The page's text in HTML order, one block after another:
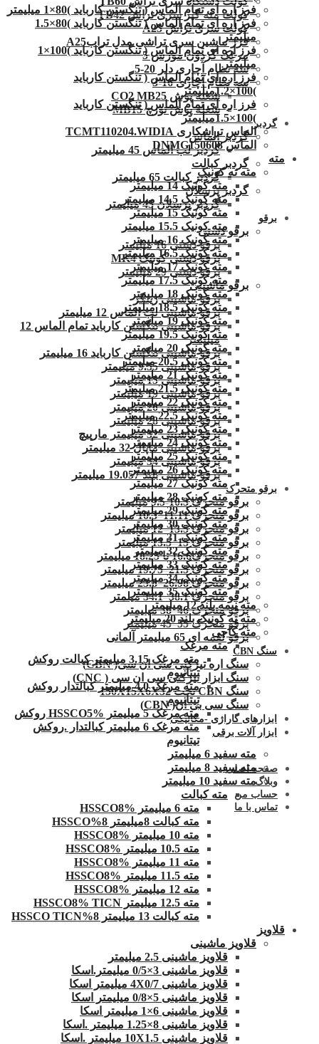
کولت مته گیر سری تراش TB42
کولت سری تراش A25
فرز ماشین سری تراشی مدل ترابA25
مرغک گردون مورس 5
سه نظام آچاری دلر 20-5
سه نظام آچاری 16-3
شعله پوش CO2 MB25
شعله پوش تورچ MB15
گردبر
گردبر الماس
گردبر لب الماس 45 میلیمتر
گردبر کبالت
گردبر کبالت 65 میلیمتر
گردبر پرسلان
گردبر پرسلان 45 میلیمتر
برقو
برقو دستی
برقو دستی 16 میلیمتر
برقو دستی کونیک MK4
برقو دستی 29 میلیمتر
برقو ماشینی
برقو ماشینی زینگر
برقو ماشینی لب الماس 12 میلیمتر
برقو ماشینی تنگستن کارباید تمام الماس 12
میلیمتر
برقو ماشینی تنگستن کارباید 16 میلیمتر
برقو ماشینی 9.55 میلیمتر
برقو ماشینی 15 میلیمتر
برقو ماشینی 19 میلیمتر
برقو ماشینی 20 میلیمتر
برقو ماشینی 28 میلیمتر
برقو ماشینی 32 میلیمتر مارپیچ
برقو ماشینی ماپال 32 میلیمتر
برقو ماشینی 34 میلیمتر
برقو ماشینی بلند 19.057 میلیمتر
برقو متحرک
برقو متحرک 10.3-9.5 میلیمتر
برقو متحرک 11.11–10.3 میلیمتر
برقو متحرک 13.5–12 میلیمتر
برقو متحرک 15–13.5 میلیمتر
برقو متحرک16.6 تا 18.25 میلیمتر
برقو متحرک 21.5–19.75 میلیمتر
برقو متحرک 26.98–23.8 میلیمتر
برقو متحرک 38.1–34.1 میلمتر
برقو متحرک 46–38 میلیمتر
برقو متحرک 55–45 میلیمتر
برقو لقمه ای 65 میلیمتر آلمانی
سنگ CBN
سنگ اره تیزکنی سی ان سی( CBN)
سنگ ابزار تیزکنی سی ان سی ( CNC)
سنگ CBN تخت 150X15X6X32
سنگ سی بی ان( CBN)
ابزارهای گاراژی -مکانیکی
ابزار آلات برقی
صفحه اصلی
وبلاگ
حساب من
تماس با ما
فرز اره ای تمام الماس ( تنگستن کارباید )80×1 میلیمتر
فرز اره ای تمام الماس ( تنگستن کارباید )80×1.5
میلیمتر
فرز اره ای تمام الماس ( تنگستن کارباید )100×1
میلیمتر
فرز اره ای تمام الماس ( تنگستن کارباید
)100×1.2میلیمتر
فرز اره ای تمام الماس ( تنگستن کارباید
)100×1.5میلیمتر
الماس تراشکاری TCMT110204.WIDIA
الماس DNMG150608
مته
مته ته کونیک
مته کونیک 14 میلیمتر
مته کونیک 14.5 میلیمتر
مته کونیک 15 میلیمتر
مته کونیک 15.5 میلیمتر
مته کونیک 16 میلیمتر
مته کونیک 16.5 میلیمتر
مته کونیک 17 میلیمتر
مته کونیک 17.5 میلیمتر
مته کونیک 18 میلیمتر
مته کونیک 18.5 میلیمتر
مته کونیک 19 میلیمتر
مته کونیک 19.5 میلیمتر
مته کونیک 20 میلیمتر
مته کونیک 20.5 میلیمتر
مته کونیک 21 میلیمتر
مته کونیک 21.5 میلیمتر
مته کونیک 22 میلیمتر
مته کونیک 22.5 میلیمتر
مته کونیک 23 میلیمتر
مته کونیک 24 میلیمتر
مته کونیک 25 میلیمتر
مته کونیک 26 میلیمتر
مته کونیک 27 میلیمتر
مته کونیک 28 میلیمتر
مته کونیک 29 میلیمتر
مته کونیک 30 میلیمتر
مته کونیک 31 میلیمتر
مته کونیک 32 میلمتر
مته کونیک 33 میلیمتر
مته کونیک 34 میلیمتر
مته کونیک 35 میلیمتر
مته نیمه بلند 12 میلیمتر
مته ته کونیک بلند 20 میلیمتر
مته کاجی
مته مرغک
مته مرغک 3.15 میلیمتر کبالت روکش
تیتانیوم
مته مرغک 4.0 میلیمتر کبالتدار روکش
تیتانیوم
مته مرغک 5 میلیمتر HSSCO5% روکش
مته مرغک 6 میلیمتر کبالتدار .روکش
تیتانیوم
مته سفید 6 میلیمتر
مته سفید 8 میلیمتر
مته سفید 10 میلیمتر
مته کبالت
مته 6 میلیمتر HSSCO8%
مته کبالت 8میلیمتر 8%HSSCO
مته 10 میلیمتر HSSCO8%
مته 10.5 میلیمتر HSSCO8%
مته 11 میلیمتر HSSCO8%
مته 11.5 میلیمتر HSSCO8%
مته 12 میلیمتر HSSCO8%
مته 12.5 میلیمتر HSSCO8% TICN
مته کبالت 13 میلیمتر 8%HSSCO TICN
قلاویز
قلاویز ماشینی
قلاویز ماشینی 2.5 میلیمتر
قلاویز ماشینی 3×0/5 میلیمتر.اسکا
قلاویز ماشینی 4X0/7 میلیمتر اسکا
قلاویز ماشینی 5×0/8 میلیمتر اسکا
قلاویز ماشینی 6×1 میلیمتر اسکا
قلاویز ماشینی 8×1.25 میلیمتر .اسکا
قلاویز ماشینی 10X1.5 میلیمتر .اسکا